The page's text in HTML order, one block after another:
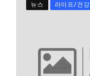
뉴스 라이프/건강